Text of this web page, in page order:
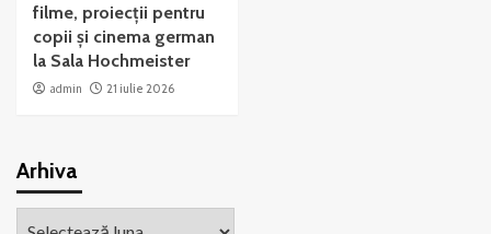
filme, proiecții pentru
copii și cinema german
la Sala Hochmeister
admin 21 iulie 2026
Arhiva